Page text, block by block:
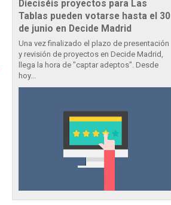
Dieciséis proyectos para Las
Tablas pueden votarse hasta el 30
de junio en Decide Madrid
Una vez finalizado el plazo de presentación
y revisión de proyectos en Decide Madrid,
llega la hora de "captar adeptos". Desde
hoy...